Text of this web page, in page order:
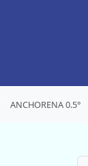
ANCHORENA 0.5°